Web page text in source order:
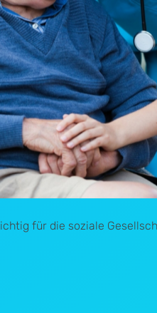
für die soziale